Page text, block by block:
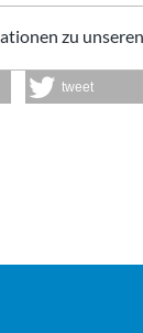
zu
tweet